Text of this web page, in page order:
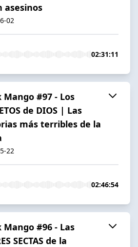
asesinos
02
02:31:11
Mango #97 - Los
de DIOS | Las
más terribles de la
22
02:46:54
Mango #96 - Las
SECTAS de la